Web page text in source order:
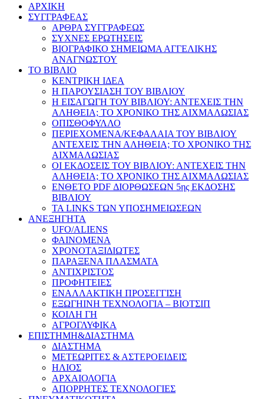
AΡΧΙΚΗ
ΣΥΓΓΡΑΦΕΑΣ
ΑΡΘΡΑ ΣΥΓΓΡΑΦΕΩΣ
ΣΥΧΝΕΣ ΕΡΩΤΗΣΕΙΣ
ΒΙΟΓΡΑΦΙΚΟ ΣΗΜΕΙΩΜΑ ΑΓΓΕΛΙΚΗΣ
ΑΝΑΓΝΩΣΤΟΥ
ΤΟ ΒΙΒΛΙΟ
ΚΕΝΤΡΙΚΗ ΙΔΕΑ
Η ΠΑΡΟΥΣΙΑΣΗ ΤΟΥ ΒΙΒΛΙΟΥ
Η ΕΙΣΑΓΩΓΗ ΤΟΥ ΒΙΒΛΙΟΥ: ΑΝΤΕΧΕΙΣ ΤΗΝ
ΑΛΗΘΕΙΑ; ΤΟ ΧΡΟΝΙΚΟ ΤΗΣ ΑΙΧΜΑΛΩΣΙΑΣ
ΟΠΙΣΘΟΦΥΛΛΟ
ΠΕΡΙΕΧΟΜΕΝΑ/ΚΕΦΑΛΑΙΑ ΤΟΥ ΒΙΒΛΙΟΥ
ΑΝΤΕΧΕΙΣ ΤΗΝ ΑΛΗΘΕΙΑ; ΤΟ ΧΡΟΝΙΚΟ ΤΗΣ
ΑΙΧΜΑΛΩΣΙΑΣ
ΟΙ ΕΚΔΟΣΕΙΣ ΤΟΥ ΒΙΒΛΙΟΥ: ΑΝΤΕΧΕΙΣ ΤΗΝ
ΑΛΗΘΕΙΑ; ΤΟ ΧΡΟΝΙΚΟ ΤΗΣ ΑΙΧΜΑΛΩΣΙΑΣ
ΕΝΘΕΤΟ PDF ΔΙΟΡΘΩΣΕΩΝ 5ης ΕΚΔΟΣΗΣ
ΒΙΒΛΙΟΥ
ΤΑ LINKS ΤΩΝ ΥΠΟΣΗΜΕΙΩΣΕΩΝ
ΑΝΕΞΗΓΗΤΑ
UFO/ALIENS
ΦΑΙΝΟΜΕΝΑ
ΧΡΟΝΟΤΑΞΙΔΙΩΤΕΣ
ΠΑΡΑΞΕΝΑ ΠΛΑΣΜΑΤΑ
ΑΝΤΙΧΡΙΣΤΟΣ
ΠΡΟΦΗΤΕΙΕΣ
ΕΝΑΛΛΑΚΤΙΚΗ ΠΡΟΣΕΓΓΙΣΗ
ΕΞΩΓΗΙΝΗ ΤΕΧΝΟΛΟΓΙΑ – ΒΙΟΤΣΙΠ
ΚΟΙΛΗ ΓΗ
ΑΓΡΟΓΛΥΦΙΚΑ
ΕΠΙΣΤΗΜΗ&ΔΙΑΣΤΗΜΑ
ΔΙΑΣΤΗΜΑ
ΜΕΤΕΩΡΙΤΕΣ & ΑΣΤΕΡΟΕΙΔΕΙΣ
ΗΛΙΟΣ
ΑΡΧΑΙΟΛΟΓΙΑ
ΑΠΟΡΡΗΤΕΣ ΤΕΧΝΟΛΟΓΙΕΣ